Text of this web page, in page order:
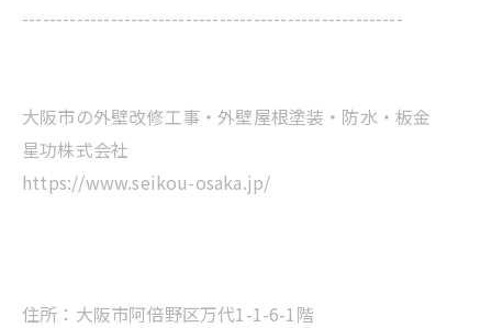
--------------------------------------------------------
大阪市の外壁改修工事・外壁屋根塗装・防水・板金
星功株式会社
https://www.seikou-osaka.jp/
住所：大阪市阿倍野区万代1-1-6-1階